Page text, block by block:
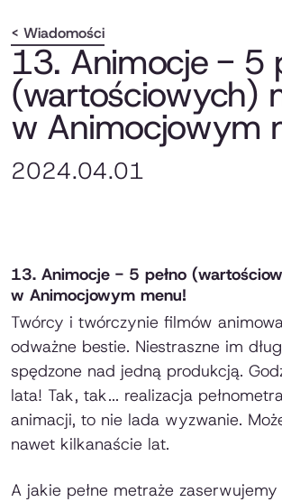
< Wiadomości
13. Animocje - 5
(wartościowych)
w Animocjowym
2024.04.01
13. Animocje - 5 pełno
w Animocjowym menu!
Twórcy i twórczynie filmów
odważne bestie. Niestraszne im
spędzone nad jedną produkcją.
lata! Tak, tak... realizacja
animacji, to nie lada wyzwanie.
nawet kilkanaście lat.
A jakie pełne metraże